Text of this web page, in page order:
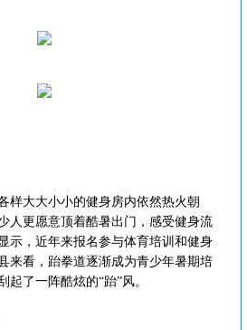
样大大小小的健身房内依然热火朝
人更愿意顶着酷暑出门，感受健身流
示，近年来报名参与体育培训和健身
来看，跆拳道逐渐成为青少年暑期培
起了一阵酷炫的“跆”风。